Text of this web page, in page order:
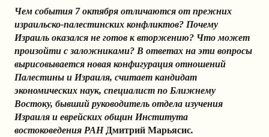
Чем события 7 октября отличаются от прежних
израильско-палестинских конфликтов? Почему
Израиль оказался не готов к вторжению? Что может
произойти с заложниками? В ответах на эти вопросы
вырисовывается новая конфигурация отношений
Палестины и Израиля, считает кандидат
экономических наук, специалист по Ближнему
Востоку, бывший руководитель отдела изучения
Израиля и еврейских общин Института
востоковедения РАН Дмитрий Марьясис.